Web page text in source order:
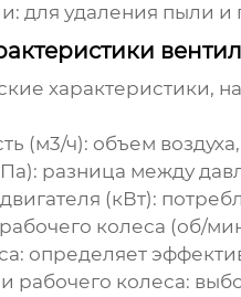
для удаления пыли и
характеристики,
(м3/ч): объем
разница между
(кВт):
колеса (об/
определяет
рабочего колеса: